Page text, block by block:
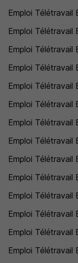
Emploi Télétravail
Emploi Télétravail
Emploi Télétravail
Emploi Télétravail
Emploi Télétravail
Emploi Télétravail
Emploi Télétravail
Emploi Télétravail
Emploi Télétravail
Emploi Télétravail
Emploi Télétravail
Emploi Télétravail
Emploi Télétravail
Emploi Télétravail